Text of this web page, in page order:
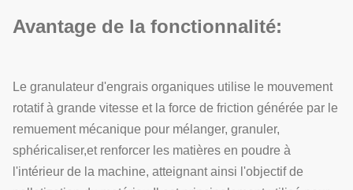
Avantage de la fonctionnalité:
Le granulateur d'engrais organiques utilise le mouvement
rotatif à grande vitesse et la force de friction générée par le
remuement mécanique pour mélanger, granuler,
sphéricaliser,et renforcer les matières en poudre à
l'intérieur de la machine, atteignant ainsi l'objectif de